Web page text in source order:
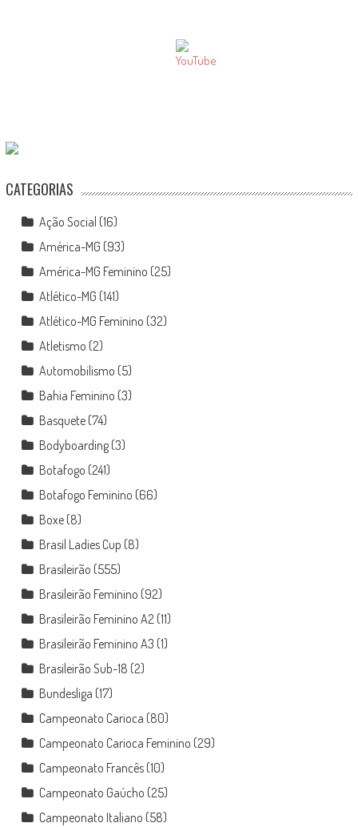
CATEGORIAS
Ação Social (16)
América-MG (93)
América-MG Feminino (25)
Atlético-MG (141)
Atlético-MG Feminino (32)
Atletismo (2)
Automobilismo (5)
Bahia Feminino (3)
Basquete(74)
Bodyboarding(3)
Botafogo (241)
Botafogo Feminino (66)
Boxe(8)
Brasil Ladies Cup (8)
Brasileirão (555)
Brasileirão Feminino (92)
Brasileirão Feminino A2(11)
Brasileirão Feminino A3 (1)
Brasileirão Sub-18 (2)
Bundesliga (17)
Campeonato Carioca (80)
Campeonato Carioca Feminino (29)
Campeonato Francês(10)
Campeonato Gaúcho (25)
Campeonato Italiano (58)